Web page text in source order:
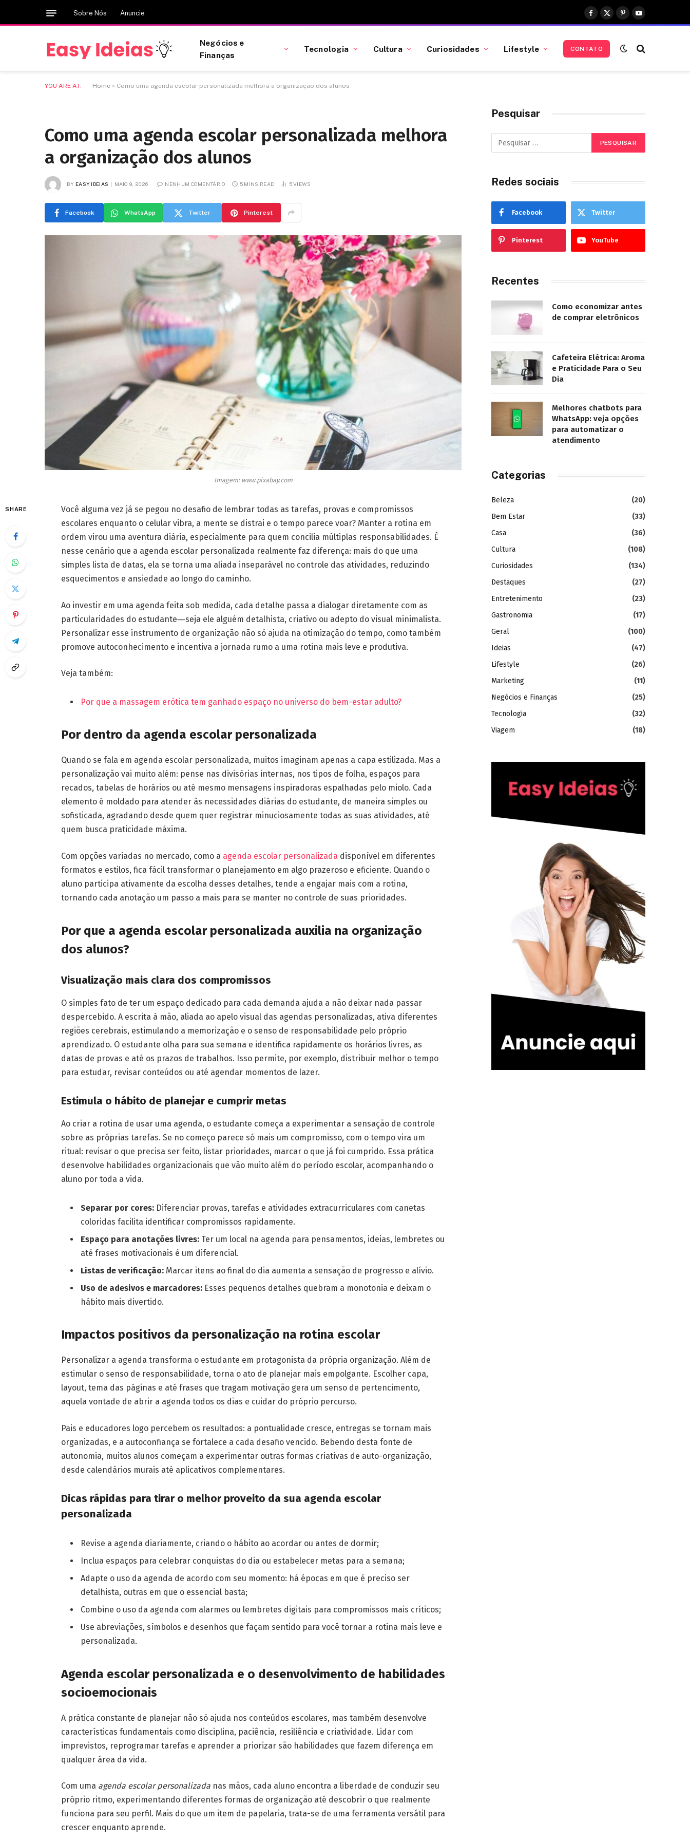
Sobre Nós Anuncie
Facebook
X
(Twitter)
PinterestYouTube
Negócios e
Finanças
Tecnologia Cultura Curiosidades Lifestyle CONTATO
YOU ARE AT: Home » Como uma agenda escolar personalizada melhora a organização dos alunos
Como uma agenda escolar personalizada melhora
a organização dos alunos
BY EASY IDEIAS MAIO 9, 2026 NENHUM COMENTÁRIO 5 MINS READ 5VIEWS
Facebook WhatsApp Twitter Pinterest
Imagem: www.pixabay.com
SHARE
Você alguma vez já se pegou no desafio de lembrar todas as tarefas, provas e compromissos
escolares enquanto o celular vibra, a mente se distrai e o tempo parece voar? Manter a rotina em
ordem virou uma aventura diária, especialmente para quem concilia múltiplas responsabilidades. É
nesse cenário que a agenda escolar personalizada realmente faz diferença: mais do que uma
simples lista de datas, ela se torna uma aliada inseparável no controle das atividades, reduzindo
esquecimentos e ansiedade ao longo do caminho.
Ao investir em uma agenda feita sob medida, cada detalhe passa a dialogar diretamente com as
particularidades do estudante―seja ele alguém detalhista, criativo ou adepto do visual minimalista.
Personalizar esse instrumento de organização não só ajuda na otimização do tempo, como também
promove autoconhecimento e incentiva a jornada rumo a uma rotina mais leve e produtiva.
Veja também:
Por que a massagem erótica tem ganhado espaço no universo do bem-estar adulto?
Por dentro da agenda escolar personalizada
Quando se fala em agenda escolar personalizada, muitos imaginam apenas a capa estilizada. Mas a
personalização vai muito além: pense nas divisórias internas, nos tipos de folha, espaços para
recados, tabelas de horários ou até mesmo mensagens inspiradoras espalhadas pelo miolo. Cada
elemento é moldado para atender às necessidades diárias do estudante, de maneira simples ou
sofisticada, agradando desde quem quer registrar minuciosamente todas as suas atividades, até
quem busca praticidade máxima.
Com opções variadas no mercado, como a agenda escolar personalizada disponível em diferentes
formatos e estilos, fica fácil transformar o planejamento em algo prazeroso e eficiente. Quando o
aluno participa ativamente da escolha desses detalhes, tende a engajar mais com a rotina,
tornando cada anotação um passo a mais para se manter no controle de suas prioridades.
Por que a agenda escolar personalizada auxilia na organização
dos alunos?
Visualização mais clara dos compromissos
O simples fato de ter um espaço dedicado para cada demanda ajuda a não deixar nada passar
despercebido. A escrita à mão, aliada ao apelo visual das agendas personalizadas, ativa diferentes
regiões cerebrais, estimulando a memorização e o senso de responsabilidade pelo próprio
aprendizado. O estudante olha para sua semana e identifica rapidamente os horários livres, as
datas de provas e até os prazos de trabalhos. Isso permite, por exemplo, distribuir melhor o tempo
para estudar, revisar conteúdos ou até agendar momentos de lazer.
Estimula o hábito de planejar e cumprir metas
Ao criar a rotina de usar uma agenda, o estudante começa a experimentar a sensação de controle
sobre as próprias tarefas. Se no começo parece só mais um compromisso, com o tempo vira um
ritual: revisar o que precisa ser feito, listar prioridades, marcar o que já foi cumprido. Essa prática
desenvolve habilidades organizacionais que vão muito além do período escolar, acompanhando o
aluno por toda a vida.
Separar por cores:Diferenciar provas, tarefas e atividades extracurriculares com canetas
coloridas facilita identificar compromissos rapidamente.
Espaço para anotações livres:Ter um local na agenda para pensamentos, ideias, lembretes ou
até frases motivacionais é um diferencial.
Listas de verificação:Marcar itens ao final do dia aumenta a sensação de progresso e alívio.
Uso de adesivos e marcadores:Esses pequenos detalhes quebram a monotonia e deixam o
hábito mais divertido.
Impactos positivos da personalização na rotina escolar
Personalizar a agenda transforma o estudante em protagonista da própria organização. Além de
estimular o senso de responsabilidade, torna o ato de planejar mais empolgante. Escolher capa,
layout, tema das páginas e até frases que tragam motivação gera um senso de pertencimento,
aquela vontade de abrir a agenda todos os dias e cuidar do próprio percurso.
Pais e educadores logo percebem os resultados: a pontualidade cresce, entregas se tornam mais
organizadas, e a autoconfiança se fortalece a cada desafio vencido. Bebendo desta fonte de
autonomia, muitos alunos começam a experimentar outras formas criativas de auto-organização,
desde calendários murais até aplicativos complementares.
Dicas rápidas para tirar o melhor proveito da sua agenda escolar
personalizada
Revise a agenda diariamente, criando o hábito ao acordar ou antes de dormir;
Inclua espaços para celebrar conquistas do dia ou estabelecer metas para a semana;
Adapte o uso da agenda de acordo com seu momento: há épocas em que é preciso ser
detalhista, outras em que o essencial basta;
Combine o uso da agenda com alarmes ou lembretes digitais para compromissos mais críticos;
Use abreviações, símbolos e desenhos que façam sentido para você tornar a rotina mais leve e
personalizada.
Agenda escolar personalizada e o desenvolvimento de habilidades
socioemocionais
A prática constante de planejar não só ajuda nos conteúdos escolares, mas também desenvolve
características fundamentais como disciplina, paciência, resiliência e criatividade. Lidar com
imprevistos, reprogramar tarefas e aprender a priorizar são habilidades que fazem diferença em
qualquer área da vida.
Com uma agenda escolar personalizadanas mãos, cada aluno encontra a liberdade de conduzir seu
próprio ritmo, experimentando diferentes formas de organização até descobrir o que realmente
funciona para seu perfil. Mais do que um item de papelaria, trata-se de uma ferramenta versátil para
crescer enquanto aprende.
Pesquisar
Redes sociais
Facebook Twitter
Pinterest YouTube
Recentes
Como economizar antes
de comprar eletrônicos
Cafeteira Elétrica: Aroma
e Praticidade Para o Seu
Dia
Melhores chatbots para
WhatsApp: veja opções
para automatizar o
atendimento
Categorias
Beleza
(20)
Bem Estar
(33)
Casa
(36)
Cultura
(108)
Curiosidades
(134)
Destaques
(27)
Entretenimento
(23)
Gastronomia
(17)
Geral
(100)
Ideias
(47)
Lifestyle
(26)
Marketing
(11)
Negócios e Finanças
(25)
Tecnologia
(32)
Viagem
(18)